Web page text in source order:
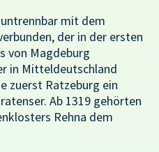
mit dem
der in der ersten
von Magdeburg
in Mitteldeutschland
zuerst Ratzeburg ein
Ab 1319 gehörten
Rehna dem